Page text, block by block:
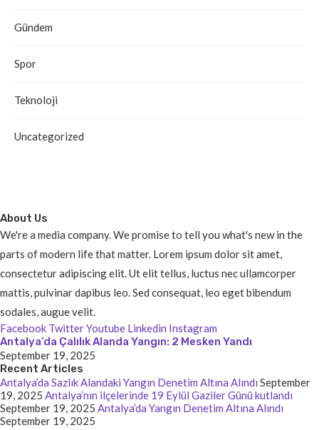
Gündem
Spor
Teknoloji
Uncategorized
About Us
We're a media company. We promise to tell you what's new in the
parts of modern life that matter. Lorem ipsum dolor sit amet,
consectetur adipiscing elit. Ut elit tellus, luctus nec ullamcorper
mattis, pulvinar dapibus leo. Sed consequat, leo eget bibendum
sodales, augue velit.
Facebook TwitterYoutube Linkedin Instagram
Antalya’da Çalılık Alanda Yangın: 2 Mesken Yandı
September 19, 2025
Recent Articles
Antalya’da Sazlık Alandaki Yangın Denetim Altına Alındı September
19, 2025 Antalya’nın ilçelerinde 19 Eylül Gaziler Günü kutlandı
September 19, 2025 Antalya’da Yangın Denetim Altına Alındı
September 19, 2025